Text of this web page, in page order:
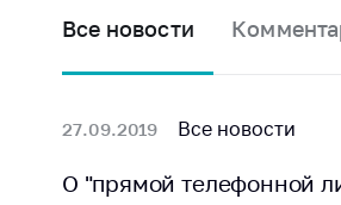
деятельность
консультативный
совет
Соискателям
Все новости
27.09.2019 Все новости
О "прямой телефонной